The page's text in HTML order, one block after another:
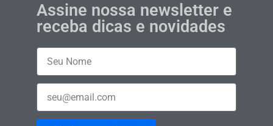
Assine nossa newsletter e
receba dicas e novidades